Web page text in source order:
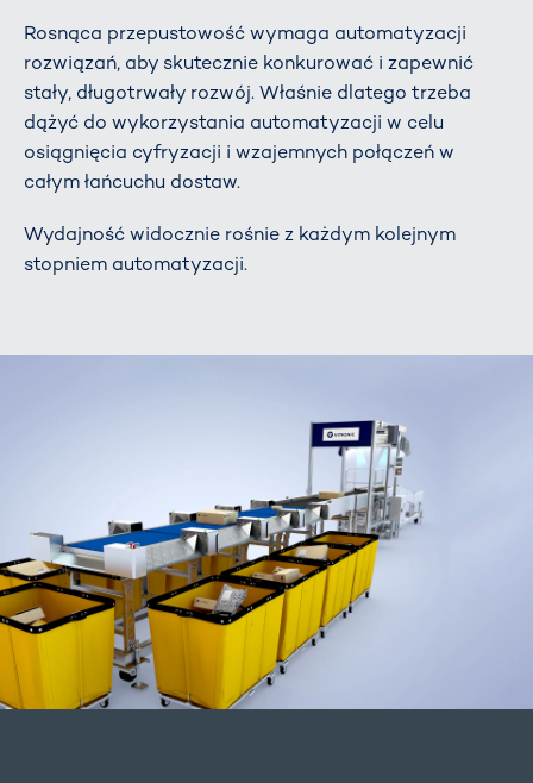
Rosnąca przepustowość wymaga automatyzacji
rozwiązań, aby skutecznie konkurować i zapewnić
stały, długotrwały rozwój. Właśnie dlatego trzeba
dążyć do wykorzystania automatyzacji w celu
osiągnięcia cyfryzacji i wzajemnych połączeń w
całym łańcuchu dostaw.
Wydajność widocznie rośnie z każdym kolejnym
stopniem automatyzacji.